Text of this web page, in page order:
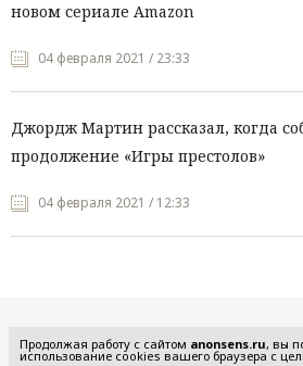
новом сериале Amazon
04 февраля 2021 / 23:33
Джордж Мартин рассказал, когда
продолжение «Игры престолов»
04 февраля 2021 / 12:33
Продолжая работу с сайтом anonsens.ru, вы
использование cookies вашего браузера с